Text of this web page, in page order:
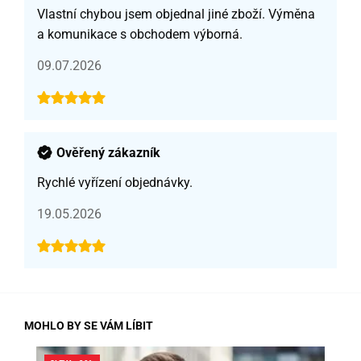
Vlastní chybou jsem objednal jiné zboží. Výměna
a komunikace s obchodem výborná.
09.07.2026
Ověřený zákazník
Rychlé vyřízení objednávky.
19.05.2026
MOHLO BY SE VÁM LÍBIT